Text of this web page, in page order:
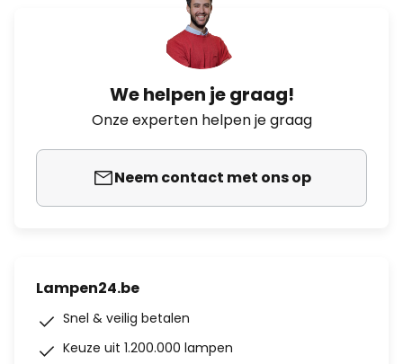
We helpen je graag!
Onze experten helpen je graag
Neem contact met ons op
Lampen24.be
Snel & veilig betalen
Keuze uit 1.200.000 lampen